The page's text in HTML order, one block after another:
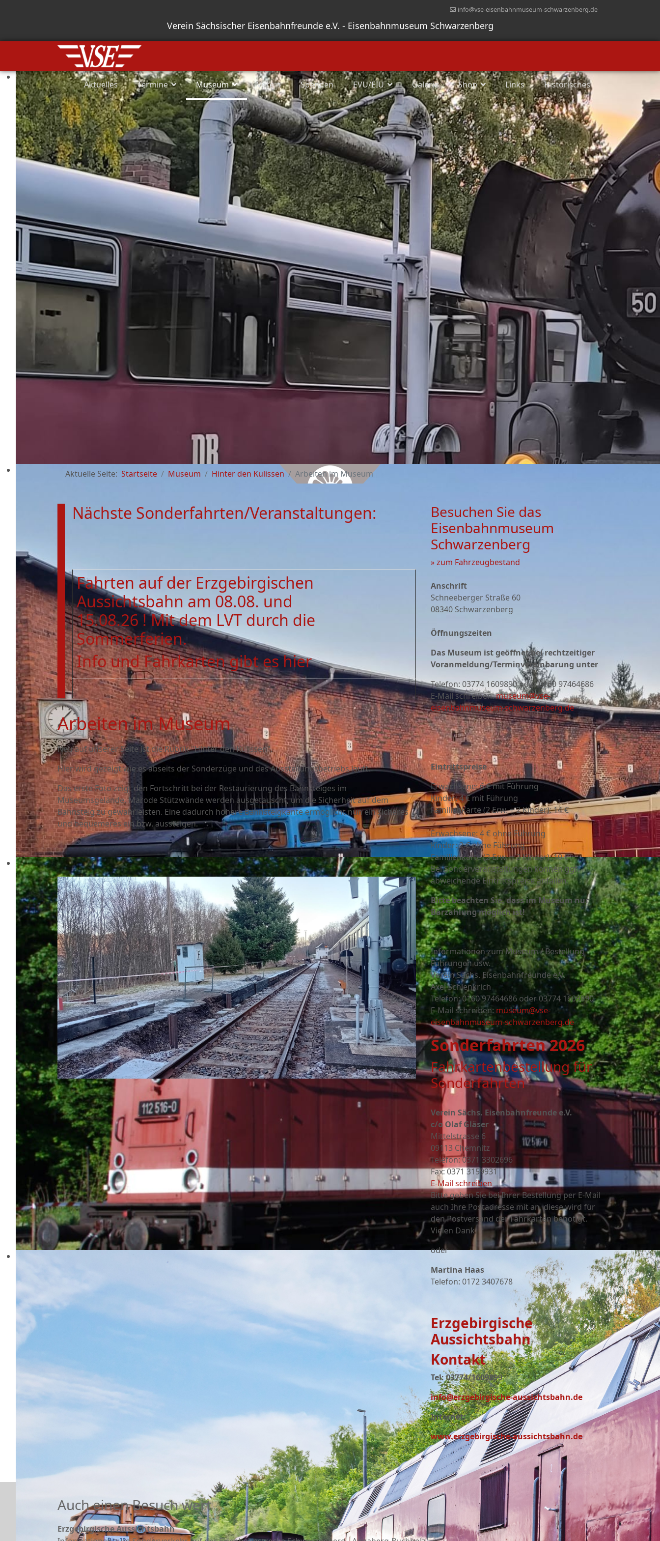
info@vse-eisenbahnmuseum-schwarzenberg.de
Verein Sächsischer Eisenbahnfreunde e.V. - Eisenbahnmuseum Schwarzenberg
Aktuelles Termine Museum Verein Spenden EVU/EIU Galerie Shop Links Historisches
Aktuelle Seite: Startseite Museum Hinter den Kulissen Arbeiten im Museum
Nächste Sonderfahrten/Veranstaltungen:
Fahrten auf der Erzgebirgischen
Aussichtsbahn am 08.08. und
15.08.26 ! Mit dem LVT durch die
Sommerferien.
Info und Fahrkarten gibt es hier
Arbeiten im Museum
Neu auf unserer Seite ist die Rubrik "Hinter den Kulissen".
Hier wird gezeigt wie es abseits der Sonderzüge und des Ausstellungsbetriebs läuft.
Das erste Foto zeigt den Fortschritt bei der Restaurierung des Bahnsteiges im
Museumsgelände. Marode Stützwände werden ausgetauscht, um die Sicherheit auf dem
Bahnsteig zu gewährleisten. Eine dadurch höhere Bahnsteigkante ermöglicht nun ein sicheres
und bequemeres ein bzw. aussteigen.
Besuchen Sie das
Eisenbahnmuseum
Schwarzenberg
» zum Fahrzeugbestand
Anschrift
Schneeberger Straße 60
08340 Schwarzenberg
Öffnungszeiten
Das Museum ist geöffnet bei rechtzeitiger
Voranmeldung/Terminvereinbarung unter
Telefon: 03774 1609890 oder 0160 97464686
E-Mail schreiben:museum@vse-
eisenbahnmuseum-schwarzenberg.de
Eintrittspreise
Erwachsene: 6 € mit Führung
Kinder: 4 € mit Führung
Familienkarte (2 Erw. + 2 Kinder): 14 €
Erwachsene: 4 € ohne Führung
Kinder: 2 € ohne Führung
Familienkarte (2 Erw. + 2 Kinder): 10 €
Bei Sonderveranstaltungen können ggf.
abweichende Eintrittspreise anfallen.
Bitte beachten Sie, dass im Museum nur
Barzahlung möglich ist!
Informationen zum Museum / Bestellung
Führungen usw.
Verein Sächs. Eisenbahnfreunde e.V.
Axel Schlenkrich
Telefon: 0160 97464686 oder 03774 1609890
E-Mail schreiben: museum@vse-
eisenbahnmuseum-schwarzenberg.de
Sonderfahrten 2026
Fahrkartenbestellung für
Sonderfahrten
Verein Sächs. Eisenbahnfreunde e.V.
c/o Olaf Gläser
Mittelstrasse 6
09113 Chemnitz
Telefon: 0371 3302696
Fax: 0371 3159931
E-Mail schreiben
Bitte geben Sie bei Ihrer Bestellung per E-Mail
auch Ihre Postadresse mit an, diese wird für
den Postversand der Fahrkarten benötigt.
Vielen Dank
oder
Martina Haas
Telefon: 0172 3407678
Erzgebirgische
Aussichtsbahn
Kontakt
Tel: 03774/1609899
info@erzgebirgische-aussichtsbahn.de
Internet:
www.erzgebirgische-aussichtsbahn.de
Auch einen Besuch wert
Erzgebirgische Aussichtsbahn